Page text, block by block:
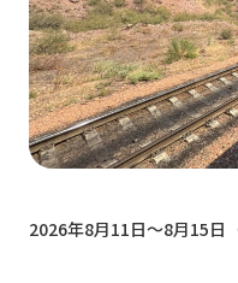
2026年8月11日〜8月15日